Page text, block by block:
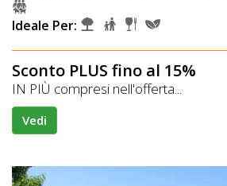
Ideale Per:
Sconto PLUS fino al 15%
IN PIÙ compresi nell'offerta...
Vedi